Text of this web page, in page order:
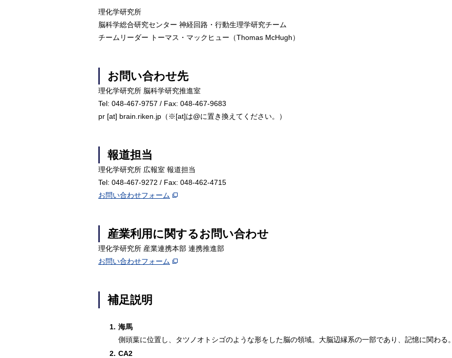
理化学研究所
脳科学総合研究センター 神経回路・行動生理学研究チーム
チームリーダー トーマス・マックヒュー（Thomas McHugh）
お問い合わせ先
理化学研究所 脳科学研究推進室
Tel: 048-467-9757 / Fax: 048-467-9683
pr [at] brain.riken.jp（※[at]は@に置き換えてください。）
報道担当
理化学研究所 広報室 報道担当
Tel: 048-467-9272 / Fax: 048-462-4715
お問い合わせフォーム
産業利用に関するお問い合わせ
理化学研究所 産業連携本部 連携推進部
お問い合わせフォーム
補足説明
1. 海馬
側頭葉に位置し、タツノオトシゴのような形をした脳の領域。大脳辺縁系の一部であり、記憶に関わる。
2. CA2